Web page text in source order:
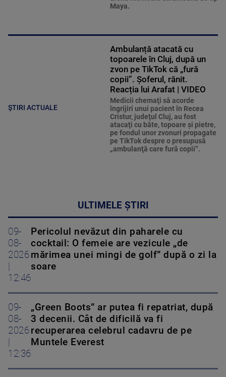
Maya.
ȘTIRI ACTUALE
Ambulanță atacată cu
topoarele în Cluj, după un
zvon pe TikTok că „fură
copii”. Șoferul, rănit.
Reacția lui Arafat | VIDEO
Medicii chemaţi să acorde
îngrijiri unui pacient în Recea
Cristur, judeţul Cluj, au fost
atacaţi cu bâte, topoare şi pietre,
pe fondul unor zvonuri propagate
pe TikTok despre o presupusă
„ambulanţă care fură copii”.
ULTIMELE ȘTIRI
09-
08-
2026
12:46
Pericolul nevăzut din paharele cu
cocktail: O femeie are vezicule „de
mărimea unei mingi de golf” după o zi la
soare
09-
08-
2026
12:36
„Green Boots” ar putea fi repatriat, după
3 decenii. Cât de dificilă va fi
recuperarea celebrul cadavru de pe
Muntele Everest